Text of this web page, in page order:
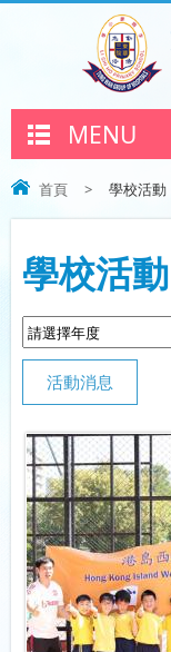
MENU
首頁 > 學校活動
學校活動
活動消息